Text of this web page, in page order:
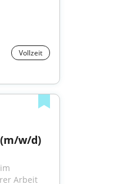
Vollzeit
w/d)
Arbeit